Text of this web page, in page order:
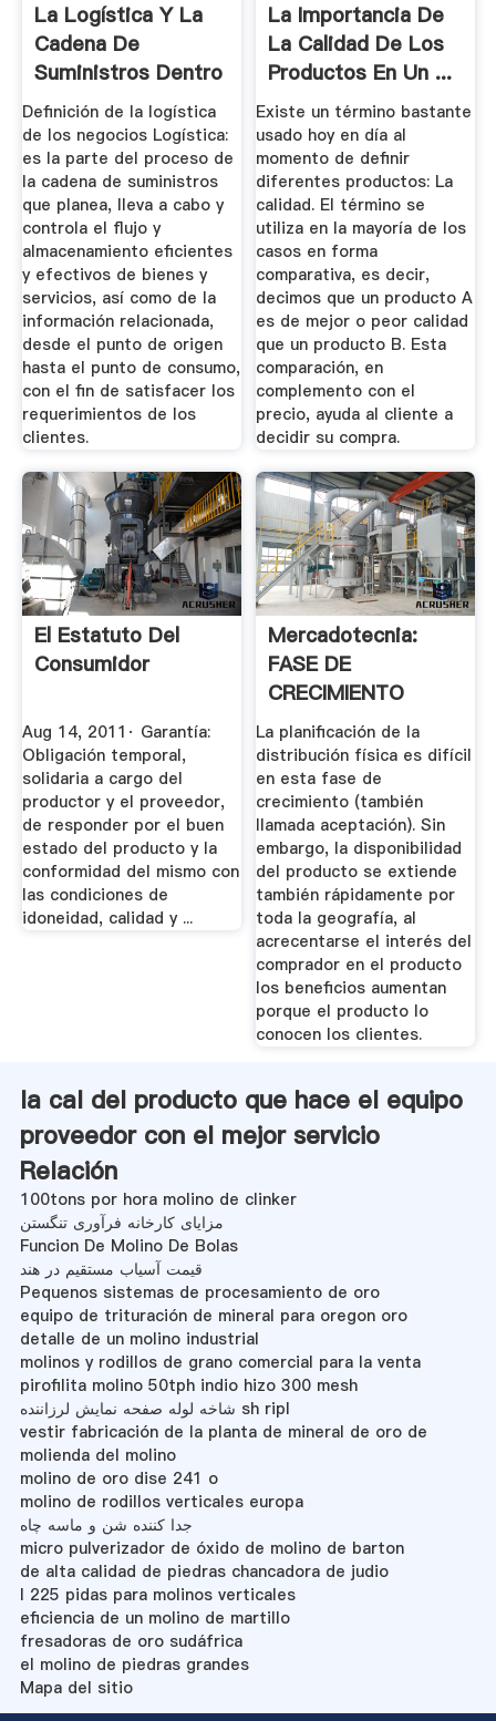
La Logística Y La
Cadena De
Suministros Dentro
De Las ...
Definición de la logística
de los negocios Logística:
es la parte del proceso de
la cadena de suministros
que planea, lleva a cabo y
controla el flujo y
almacenamiento eficientes
y efectivos de bienes y
servicios, así como de la
información relacionada,
desde el punto de origen
hasta el punto de consumo,
con el fin de satisfacer los
requerimientos de los
clientes.
La Importancia De
La Calidad De Los
Productos En Un ...
Existe un término bastante
usado hoy en día al
momento de definir
diferentes productos: La
calidad. El término se
utiliza en la mayoría de los
casos en forma
comparativa, es decir,
decimos que un producto A
es de mejor o peor calidad
que un producto B. Esta
comparación, en
complemento con el
precio, ayuda al cliente a
decidir su compra.
El Estatuto Del
Consumidor
Aug 14, 2011· Garantía:
Obligación temporal,
solidaria a cargo del
productor y el proveedor,
de responder por el buen
estado del producto y la
conformidad del mismo con
las condiciones de
idoneidad, calidad y ...
Mercadotecnia:
FASE DE
CRECIMIENTO
La planificación de la
distribución física es difícil
en esta fase de
crecimiento (también
llamada aceptación). Sin
embargo, la disponibilidad
del producto se extiende
también rápidamente por
toda la geografía, al
acrecentarse el interés del
comprador en el producto
los beneficios aumentan
porque el producto lo
conocen los clientes.
la cal del producto que hace el equipo
proveedor con el mejor servicio
Relación
100tons por hora molino de clinker
مزایای کارخانه فرآوری تنگستن
Funcion De Molino De Bolas
قیمت آسیاب مستقیم در هند
Pequenos sistemas de procesamiento de oro
equipo de trituración de mineral para oregon oro
detalle de un molino industrial
molinos y rodillos de grano comercial para la venta
pirofilita molino 50tph indio hizo 300 mesh
شاخه لوله صفحه نمایش لرزاننده sh ripl
vestir fabricación de la planta de mineral de oro de
molienda del molino
molino de oro dise 241 o
molino de rodillos verticales europa
جدا کننده شن و ماسه چاه
micro pulverizador de óxido de molino de barton
de alta calidad de piedras chancadora de judio
l 225 pidas para molinos verticales
eficiencia de un molino de martillo
fresadoras de oro sudáfrica
el molino de piedras grandes
Mapa del sitio